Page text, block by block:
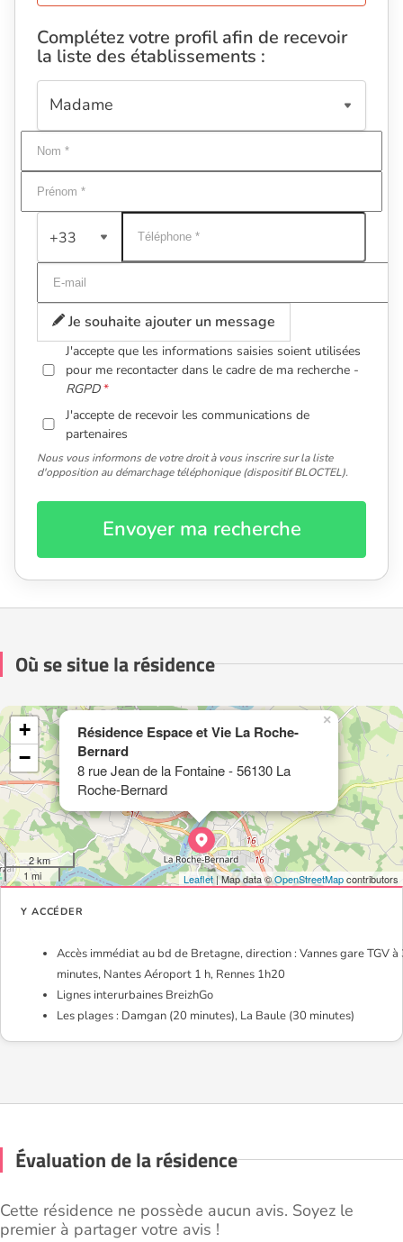
Complétez votre profil afin de recevoir
la liste des établissements :
+33
Je souhaite ajouter un message
J'accepte que les informations saisies soient utilisées
pour me recontacter dans le cadre de ma recherche -
RGPD
J'accepte de recevoir les communications de
partenaires
Nous vous informons de votre droit à vous inscrire sur la liste
d'opposition au démarchage téléphonique (dispositif BLOCTEL).
Envoyer ma recherche
Où se situe la résidence
Résidence Espace et Vie La Roche-
Bernard
8 rue Jean de la Fontaine - 56130 La
Roche-Bernard
×
+
−
2 km
1 mi
Leaflet| Map data ©OpenStreetMapcontributors
Y ACCÉDER
Accès immédiat au bd de Bretagne, direction : Vannes gare TGV à
minutes, Nantes Aéroport 1 h, Rennes 1h20
Lignes interurbaines BreizhGo
Les plages : Damgan (20 minutes), La Baule (30 minutes)
Évaluation de la résidence
Cette résidence ne possède aucun avis. Soyez le
premier à partager votre avis !